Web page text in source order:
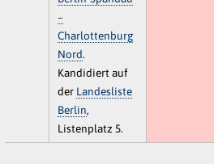
–
Charlottenburg
Nord.
Kandidiert auf
der Landesliste
Berlin,
Listenplatz 5.